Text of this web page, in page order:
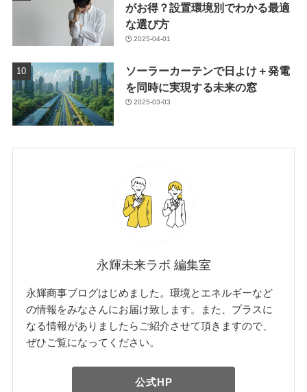
がお得？設置環境別でわかる最適
な選び方
2025-04-01
ソーラーカーテンで日よけ＋発電
を同時に実現する未来の窓
2025-03-03
永輝未来ラボ 編集室
永輝商事ブログはじめました。環境とエネルギーなど
の情報をみなさんにお届け致します。また、プラスに
なる情報がありましたらご紹介させて頂きますので、
ぜひご覧になってください。
公式HP